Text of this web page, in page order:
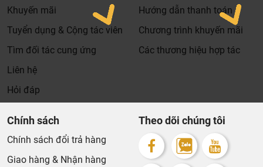
thanh toán đơn hàng của
Xin cảm ơn khách hàng!!!
Khuyến mãi
Tuyển dụng & Cộng tác viên
Tìm đối tác cung ứng
Liên hệ
Hỏi đáp
Hướng dẫn thanh toán
Chương trình khuyến mãi
Các thương hiệu hợp tác
Chính sách
Chính sách đổi trả hàng
Giao hàng & Nhận hàng
Theo dõi chúng tôi